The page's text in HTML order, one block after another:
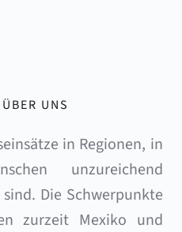
ÜBER UNS
in Regionen, in
unzureichend
Die Schwerpunkte
zurzeit Mexiko und